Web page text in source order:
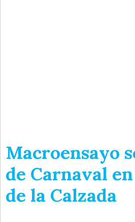
Macroensayo
de Carnaval
de la Calzada